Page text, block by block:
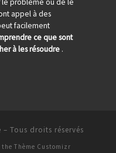
le problème ou de le
appel à des
facilement
ce que sont
à les résoudre.
– Tous droits réservés
the Thème Customizr